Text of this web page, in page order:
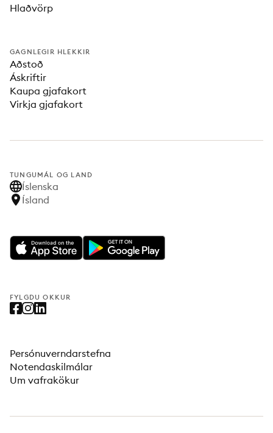
Hlaðvörp
GAGNLEGIR HLEKKIR
Aðstoð
Áskriftir
Kaupa gjafakort
Virkja gjafakort
TUNGUMÁL OG LAND
Íslenska
Ísland
FYLGDU OKKUR
Persónuverndarstefna
Notendaskilmálar
Um vafrakökur